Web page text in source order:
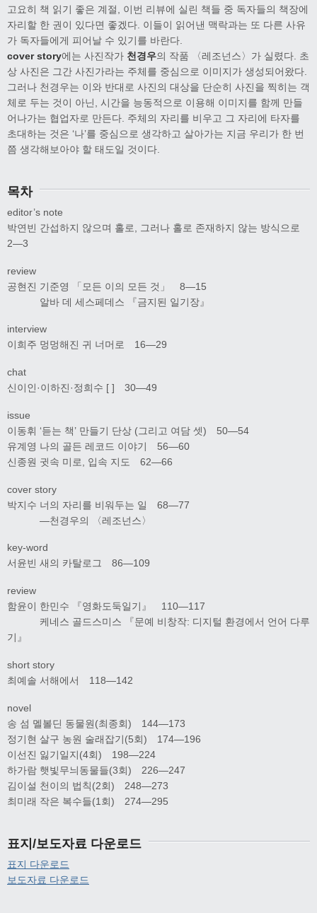
고요히 책 읽기 좋은 계절, 이번 리뷰에 실린 책들 중 독자들의 책장에
자리할 한 권이 있다면 좋겠다. 이들이 읽어낸 맥락과는 또 다른 사유
가 독자들에게 피어날 수 있기를 바란다.
cover story에는 사진작가 천경우의 작품 〈레조넌스〉가 실렸다. 초
상 사진은 그간 사진가라는 주체를 중심으로 이미지가 생성되어왔다.
그러나 천경우는 이와 반대로 사진의 대상을 단순히 사진을 찍히는 객
체로 두는 것이 아닌, 시간을 능동적으로 이용해 이미지를 함께 만들
어나가는 협업자로 만든다. 주체의 자리를 비우고 그 자리에 타자를
초대하는 것은 ‘나’를 중심으로 생각하고 살아가는 지금 우리가 한 번
쯤 생각해보아야 할 태도일 것이다.
목차
editor’s note
박연빈 간섭하지 않으며 홀로, 그러나 홀로 존재하지 않는 방식으로
2―3
review
공현진 기준영 「모든 이의 모든 것」 8―15
알바 데 세스페데스 『금지된 일기장』
interview
이희주 멍멍해진 귀 너머로 16―29
chat
신이인·이하진·정희수 [ ] 30―49
issue
이동휘 ‘듣는 책’ 만들기 단상 (그리고 여담 셋) 50―54
유계영 나의 골든 레코드 이야기 56―60
신종원 귓속 미로, 입속 지도 62―66
cover story
박지수 너의 자리를 비워두는 일 68―77
―천경우의 〈레조넌스〉
key-word
서윤빈 새의 카탈로그 86―109
review
함윤이 한민수 『영화도둑일기』 110―117
케네스 골드스미스 『문예 비창작: 디지털 환경에서 언어 다루
기』
short story
최예솔 서해에서 118―142
novel
송 섬 멜볼딘 동물원(최종회) 144―173
정기현 살구 농원 술래잡기(5회) 174―196
이선진 잃기일지(4회) 198―224
하가람 햇빛무늬동물들(3회) 226―247
김이설 천이의 법칙(2회) 248―273
최미래 작은 복수들(1회) 274―295
표지/보도자료 다운로드
표지 다운로드
보도자료 다운로드